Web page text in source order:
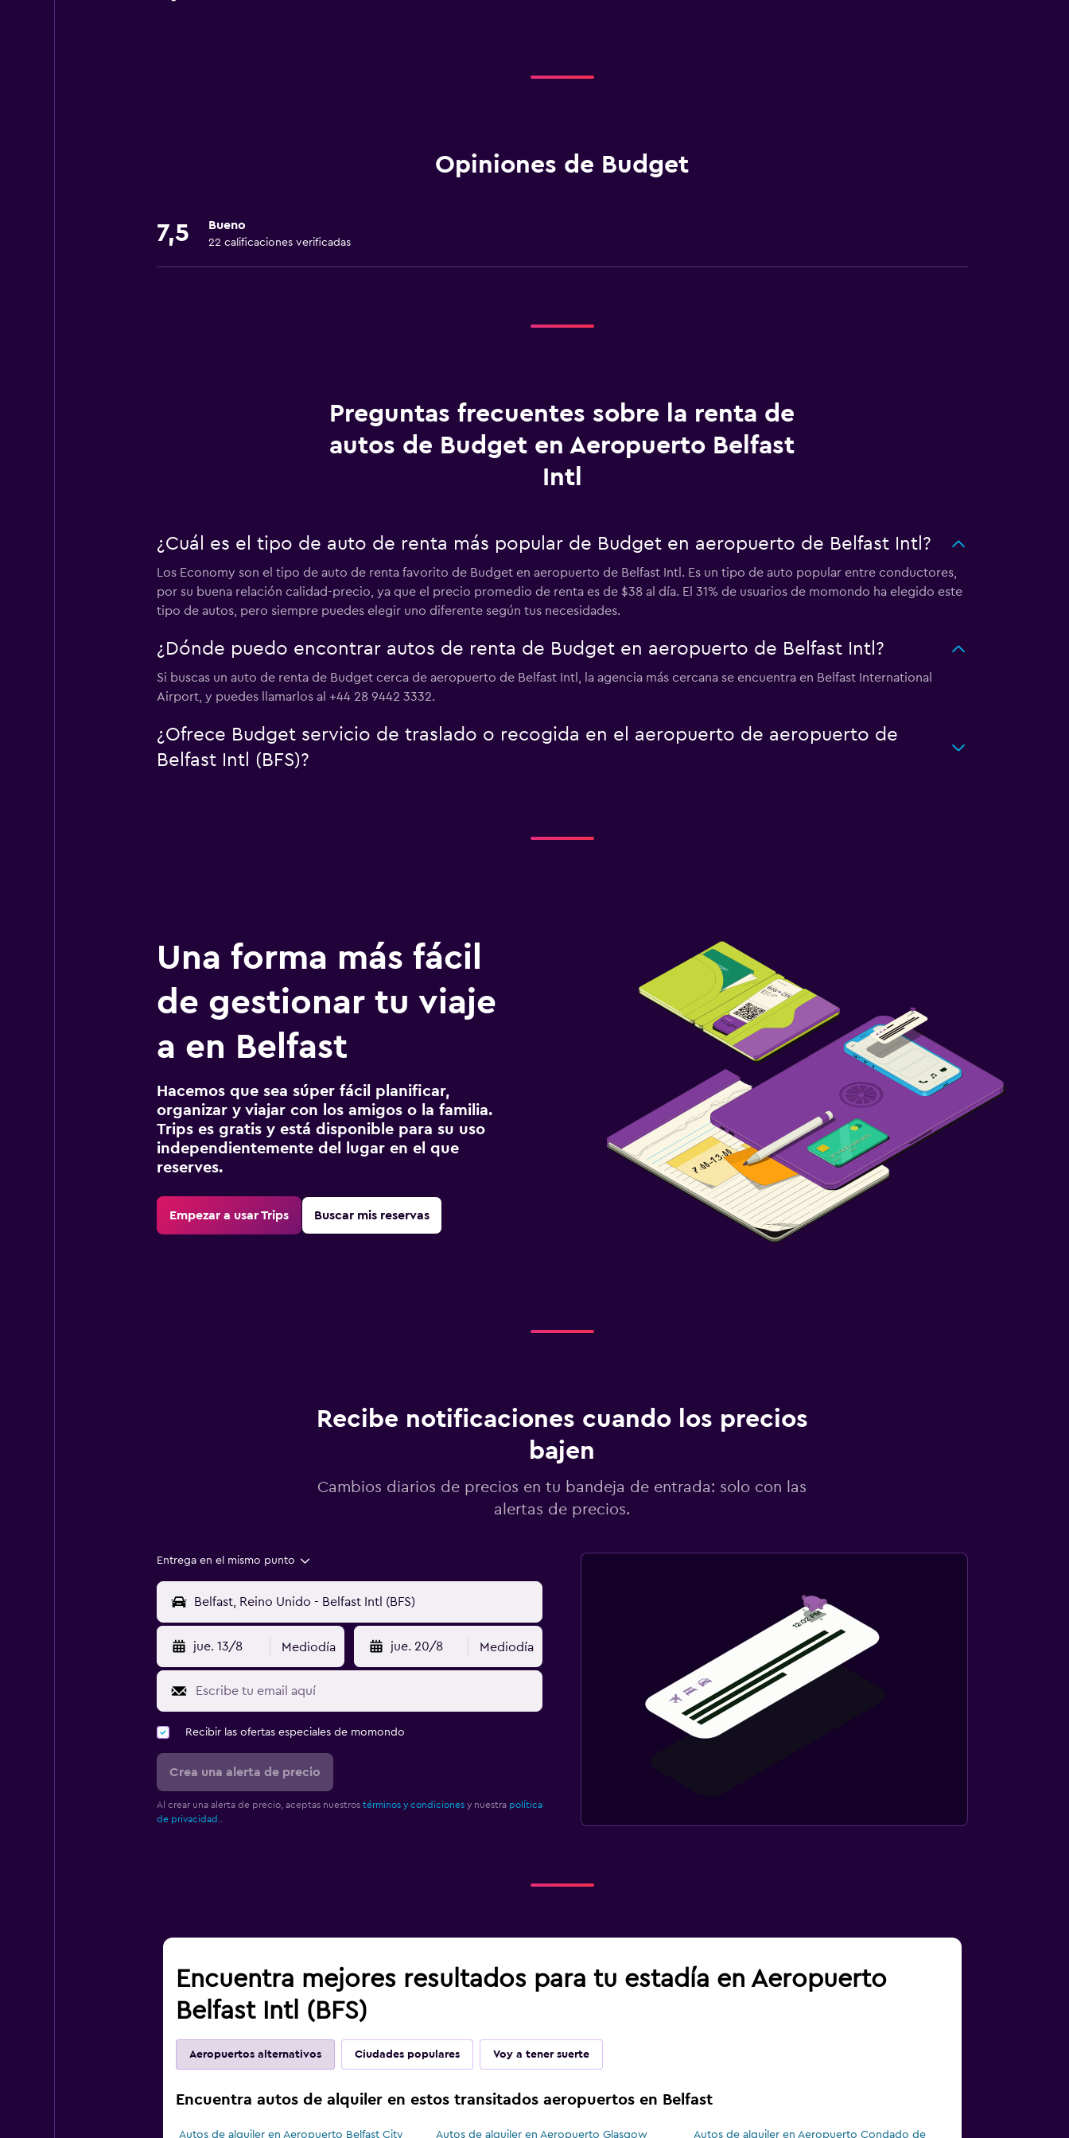
Opiniones de Budget
7,5 Bueno
22 calificaciones verificadas
Preguntas frecuentes sobre la renta de
autos de Budget en Aeropuerto Belfast
Intl
¿Cuál es el tipo de auto de renta más popular de Budget en aeropuerto de Belfast Intl?
Los Economy son el tipo de auto de renta favorito de Budget en aeropuerto de Belfast Intl. Es un tipo de auto popular entre conductores,
por su buena relación calidad-precio, ya que el precio promedio de renta es de $38 al día. El 31% de usuarios de momondo ha elegido este
tipo de autos, pero siempre puedes elegir uno diferente según tus necesidades.
¿Dónde puedo encontrar autos de renta de Budget en aeropuerto de Belfast Intl?
Si buscas un auto de renta de Budget cerca de aeropuerto de Belfast Intl, la agencia más cercana se encuentra en Belfast International
Airport, y puedes llamarlos al +44 28 9442 3332.
¿Ofrece Budget servicio de traslado o recogida en el aeropuerto de aeropuerto de
Belfast Intl (BFS)?
Una forma más fácil
de gestionar tu viaje
a en Belfast
Hacemos que sea súper fácil planificar,
organizar y viajar con los amigos o la familia.
Trips es gratis y está disponible para su uso
independientemente del lugar en el que
reserves.
Empezar a usar Trips Buscar mis reservas
Recibe notificaciones cuando los precios
bajen
Cambios diarios de precios en tu bandeja de entrada: solo con las
alertas de precios.
Entrega en el mismo punto
jue. 13/8 Mediodía jue. 20/8 Mediodía
Recibir las ofertas especiales de momondo
Crea una alerta de precio
Al crear una alerta de precio, aceptas nuestros términos y condicionesy nuestra política
de privacidad.
Encuentra mejores resultados para tu estadía en Aeropuerto
Belfast Intl (BFS)
Aeropuertos alternativos Ciudades populares Voy a tener suerte
Encuentra autos de alquiler en estos transitados aeropuertos en Belfast
Autos de alquiler en Aeropuerto Belfast City Autos de alquiler en Aeropuerto Glasgow Autos de alquiler en Aeropuerto Condado de